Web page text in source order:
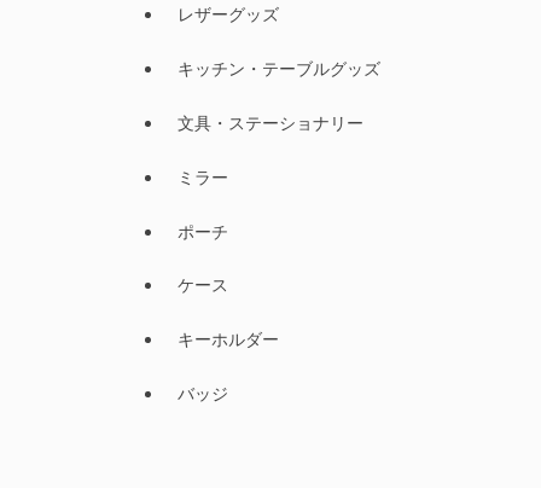
レザーグッズ
キッチン・テーブルグッズ
文具・ステーショナリー
ミラー
ポーチ
ケース
キーホルダー
バッジ